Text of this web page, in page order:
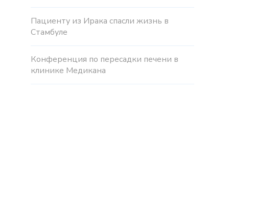
Пациенту из Ирака спасли жизнь в
Стамбуле
Конференция по пересадки печени в
клинике Медикана